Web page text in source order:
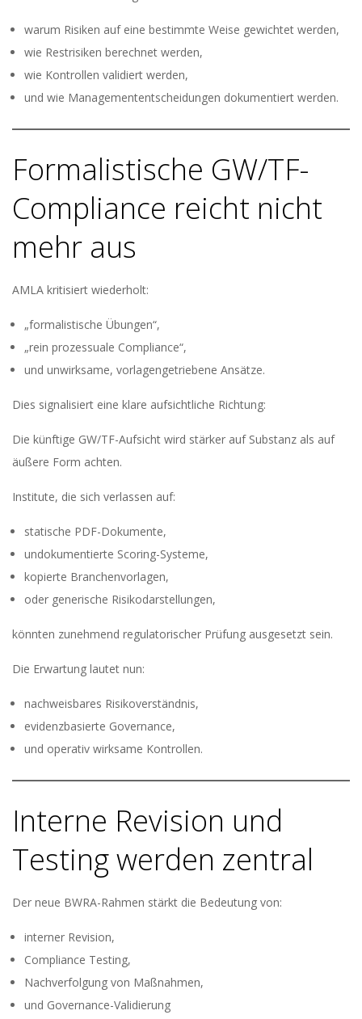
warum Risiken auf eine bestimmte Weise gewichtet werden,
wie Restrisiken berechnet werden,
wie Kontrollen validiert werden,
und wie Managemententscheidungen dokumentiert werden.
Formalistische GW/TF-
Compliance reicht nicht
mehr aus
AMLA kritisiert wiederholt:
„formalistische Übungen“,
„rein prozessuale Compliance“,
und unwirksame, vorlagengetriebene Ansätze.
Dies signalisiert eine klare aufsichtliche Richtung:
Die künftige GW/TF-Aufsicht wird stärker auf Substanz als auf
äußere Form achten.
Institute, die sich verlassen auf:
statische PDF-Dokumente,
undokumentierte Scoring-Systeme,
kopierte Branchenvorlagen,
oder generische Risikodarstellungen,
könnten zunehmend regulatorischer Prüfung ausgesetzt sein.
Die Erwartung lautet nun:
nachweisbares Risikoverständnis,
evidenzbasierte Governance,
und operativ wirksame Kontrollen.
Interne Revision und
Testing werden zentral
Der neue BWRA-Rahmen stärkt die Bedeutung von:
interner Revision,
Compliance Testing,
Nachverfolgung von Maßnahmen,
und Governance-Validierung